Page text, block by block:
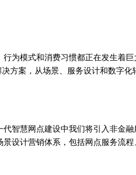
为模式和消费习惯都正在发生着
案，从场景、服务设计和数字化
智慧网点建设中我们将引入非金
设计营销体系，包括网点服务流